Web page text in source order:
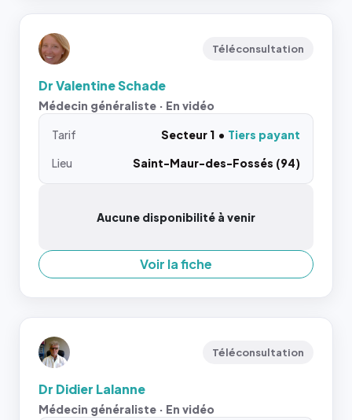
Téléconsultation
Dr Valentine Schade
Médecin généraliste · En vidéo
Tarif Secteur 1
Tiers payant
Lieu
Saint-Maur-des-Fossés (94)
Aucune disponibilité à venir
Voir la fiche
Téléconsultation
Dr Didier Lalanne
Médecin généraliste · En vidéo